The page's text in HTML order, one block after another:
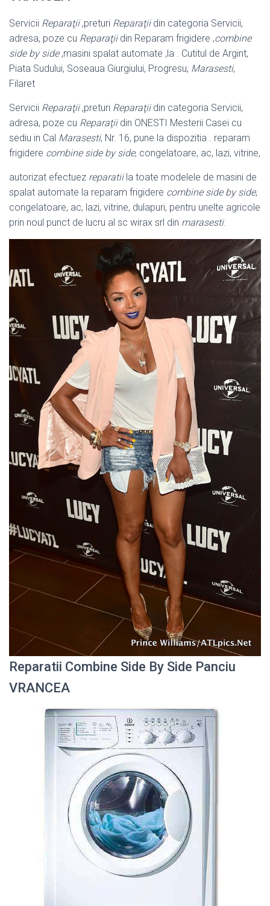
Servicii Reparaţii,preturi Reparaţiidin categoria Servicii,
adresa, poze cu Reparaţiidin Reparam frigidere ,combine
side by side,masini spalat automate ,la . Cutitul de Argint,
Piata Sudului, Soseaua Giurgiului, Progresu, Marasesti,
Filaret
Servicii Reparaţii,preturi Reparaţiidin categoria Servicii,
adresa, poze cu Reparaţiidin ONESTI Mesterii Casei cu
sediu in Cal Marasesti, Nr. 16, pune la dispozitia . reparam
frigidere combine side by side, congelatoare, ac, lazi, vitrine,
autorizat efectuez reparatiila toate modelele de masini de
spalat automate la reparam frigidere combine side by side,
congelatoare, ac, lazi, vitrine, dulapuri, pentru unelte agricole
prin noul punct de lucru al sc wirax srl din marasesti.
Reparatii Combine Side By Side Panciu
VRANCEA